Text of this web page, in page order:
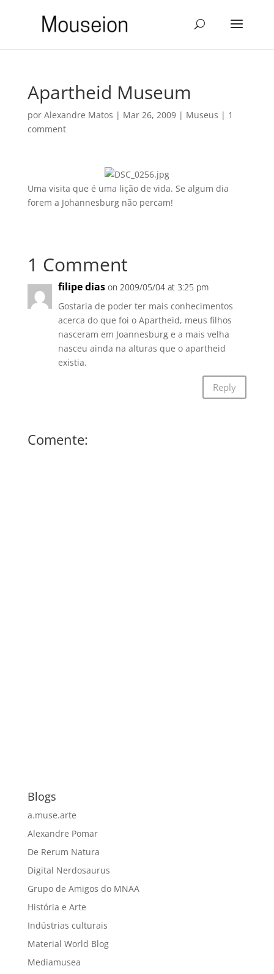
Apartheid Museum
por Alexandre Matos | Mar 26, 2009| Museus | 1
comment
Uma visita que é uma lição de vida. Se algum dia
forem a Johannesburg não percam!
1 Comment
filipe dias on 2009/05/04 at 3:25 pm
Gostaria de poder ter mais conhecimentos
acerca do que foi o Apartheid, meus filhos
nasceram em Joannesburg e a mais velha
nasceu ainda na alturas que o apartheid
existia.
Reply
Comente:
Blogs
a.muse.arte
Alexandre Pomar
De Rerum Natura
Digital Nerdosaurus
Grupo de Amigos do MNAA
História e Arte
Indústrias culturais
Material World Blog
Mediamusea